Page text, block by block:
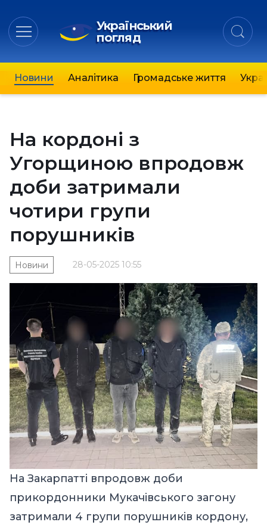
Український
погляд
Новини Аналітика Громадське життя
На кордоні з
Угорщиною впродовж
доби затримали
чотири групи
порушників
28-05-2025 10:55
Новини
На Закарпатті впродовж доби
прикордонники Мукачівського загону
затримали 4 групи порушників кордону,